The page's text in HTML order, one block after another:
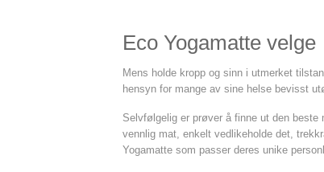
Eco Yogamatte velge
Mens holde kropp og sinn i utmerket
hensyn for mange av sine helse bevisst
Selvfølgelig er prøver å finne ut den beste
vennlig mat, enkelt vedlikeholde det,
Yogamatte som passer deres unike